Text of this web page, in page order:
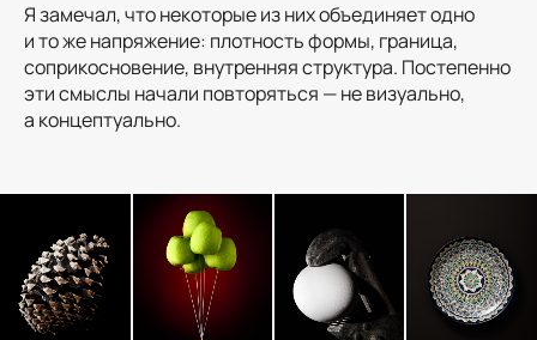
Я замечал, что некоторые из них объединяет одно
и то же напряжение: плотность формы, граница,
соприкосновение, внутренняя структура. Постепенно
эти смыслы начали повторяться — не визуально,
а концептуально.